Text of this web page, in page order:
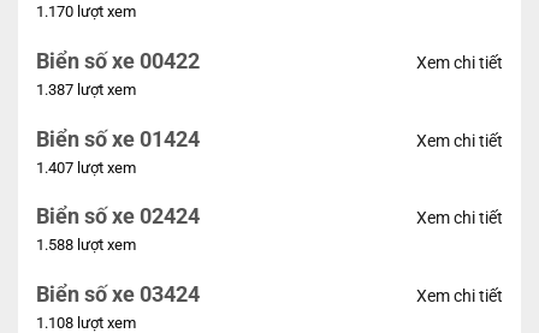
1.170 lượt xem
Biển số xe 00422
1.387 lượt xem
Xem chi tiết
Biển số xe 01424
1.407 lượt xem
Xem chi tiết
Biển số xe 02424
1.588 lượt xem
Xem chi tiết
Biển số xe 03424
1.108 lượt xem
Xem chi tiết